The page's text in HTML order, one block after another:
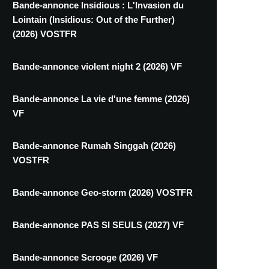
Bande-annonce Insidious : L'Invasion du
Lointain (Insidious: Out of the Further)
(2026) VOSTFR
Bande-annonce violent night 2 (2026) VF
Bande-annonce La vie d'une femme (2026)
VF
Bande-annonce Rumah Singgah (2026)
VOSTFR
Bande-annonce Geo-storm (2026) VOSTFR
Bande-annonce PAS SI SEULS (2027) VF
Bande-annonce Scrooge (2026) VF